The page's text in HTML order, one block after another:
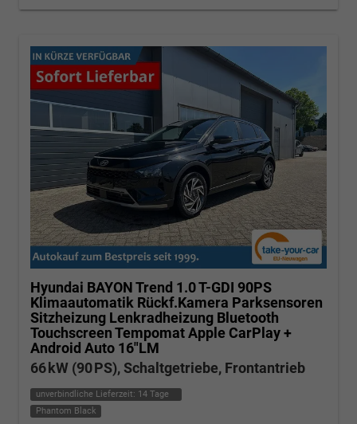
Hyundai BAYONTrend 1.0 T-GDI 90PS
Klimaautomatik Rückf.Kamera Parksensoren
Sitzheizung Lenkradheizung Bluetooth
Touchscreen Tempomat Apple CarPlay +
Android Auto 16"LM
66 kW (90 PS), Schaltgetriebe, Frontantrieb
unverbindliche Lieferzeit: 14 Tage
Phantom Black